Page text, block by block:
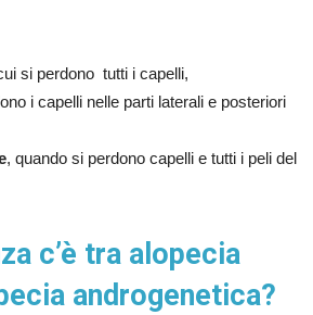
si perdono tutti i capelli,
i capelli nelle parti laterali e posteriori
, quando si perdono capelli e tutti i peli del
c’è tra alopecia
androgenetica?